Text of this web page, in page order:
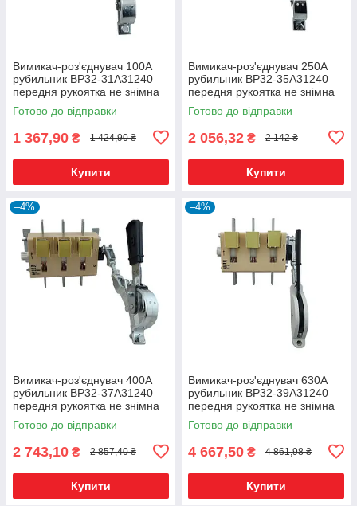
Вимикач-роз'єднувач 100А
рубильник ВР32-31A31240
передня рукоятка не знімна
Готово до відправки
1 367,90 ₴ 1 424,90 ₴
Купити
Вимикач-роз'єднувач 250А
рубильник ВР32-35A31240
передня рукоятка не знімна
Готово до відправки
2 056,32 ₴ 2 142 ₴
Купити
–4%
Вимикач-роз'єднувач 400А
рубильник ВР32-37A31240
передня рукоятка не знімна
Готово до відправки
2 743,10 ₴ 2 857,40 ₴
Купити
–4%
Вимикач-роз'єднувач 630А
рубильник ВР32-39A31240
передня рукоятка не знімна
Готово до відправки
4 667,50 ₴ 4 861,98 ₴
Купити